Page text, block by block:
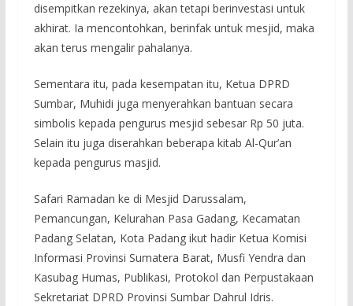
disempitkan rezekinya, akan tetapi berinvestasi untuk
akhirat. Ia mencontohkan, berinfak untuk mesjid, maka
akan terus mengalir pahalanya.
Sementara itu, pada kesempatan itu, Ketua DPRD
Sumbar, Muhidi juga menyerahkan bantuan secara
simbolis kepada pengurus mesjid sebesar Rp 50 juta.
Selain itu juga diserahkan beberapa kitab Al-Qur’an
kepada pengurus masjid.
Safari Ramadan ke di Mesjid Darussalam,
Pemancungan, Kelurahan Pasa Gadang, Kecamatan
Padang Selatan, Kota Padang ikut hadir Ketua Komisi
Informasi Provinsi Sumatera Barat, Musfi Yendra dan
Kasubag Humas, Publikasi, Protokol dan Perpustakaan
Sekretariat DPRD Provinsi Sumbar Dahrul Idris.